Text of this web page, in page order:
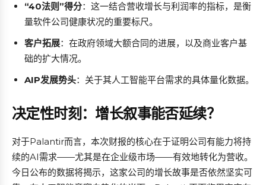
“40法则”得分：这一结合营收增长与利润率的指标，是衡
量软件公司健康状况的重要标尺。
客户拓展：在政府领域大额合同的进展，以及商业客户基
础的扩大情况。
AIP发展势头：关于其人工智能平台需求的具体量化数据。
决定性时刻：增长叙事能否延续？
对于Palantir而言，本次财报的核心在于证明公司有能力将持
续的AI需求——尤其是在企业级市场——有效地转化为营收。
今日公布的数据将揭示，这家公司的增长故事是否依然坚实可